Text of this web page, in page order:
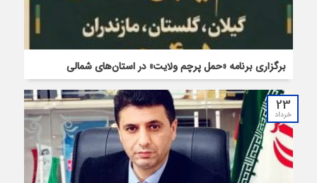
برگزاری برنامه «حمل پرچم ولایت» در استان‌های شمالی
23
خرداد